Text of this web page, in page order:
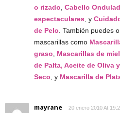
o rizado Cabello
espectaculares , y
de Pelo . También puedes
mascarillas como
graso
Mascarillas de
de Palta, Aceite de Oliva
Seco , y Mascarilla de
mayrane 20 enero 2010 At